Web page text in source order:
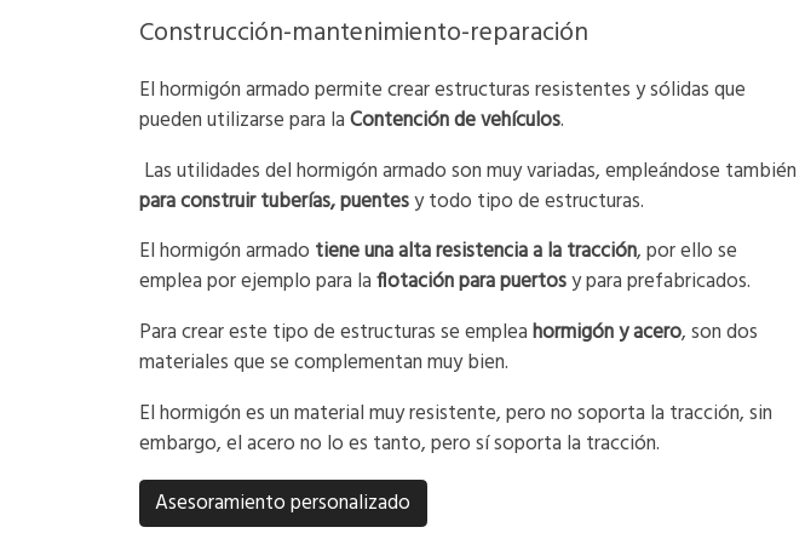
Construcción-mantenimiento-reparación
El hormigón armado permite crear estructuras resistentes y sólidas que
pueden utilizarse para laContención de vehículos.
Las utilidades del hormigón armado son muy variadas, empleándose también
para construir tuberías, puentesy todo tipo de estructuras.
El hormigón armado tiene una alta resistencia a la tracción, por ello se
emplea por ejemplo para laflotación para puertosy para prefabricados.
Para crear este tipo de estructuras se empleahormigón y acero, son dos
materiales que se complementan muy bien.
El hormigón es un material muy resistente, pero no soporta la tracción, sin
embargo, el acero no lo es tanto, pero sí soporta la tracción.
Asesoramiento personalizado